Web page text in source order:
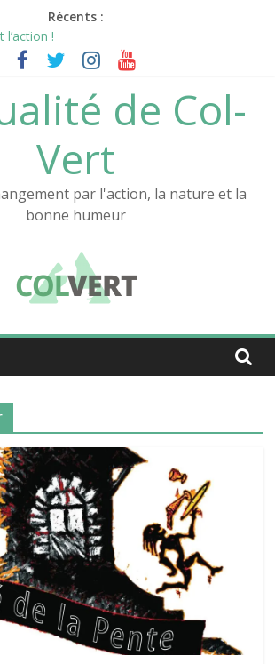
Récents :
l’action !
un écolieu Col-Vert
continue !
Col-Vert est en ligne !
sur l’Atelier au festival des films positifs !
de Col-
Vert
par l'action, la nature et la
bonne humeur